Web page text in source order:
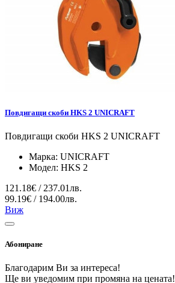
Повдигащи скоби HKS 2 UNICRAFT
Повдигащи скоби HKS 2 UNICRAFT
Марка: UNICRAFT
Модел: HKS 2
121.18€ / 237.01лв.
99.19€ / 194.00лв.
Виж
Абониране
Благодарим Ви за интереса!
Ще ви уведомим при промяна на цената!